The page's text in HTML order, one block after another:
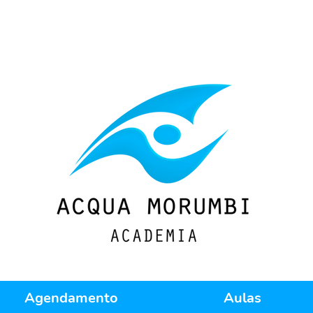
Agendamento Aulas